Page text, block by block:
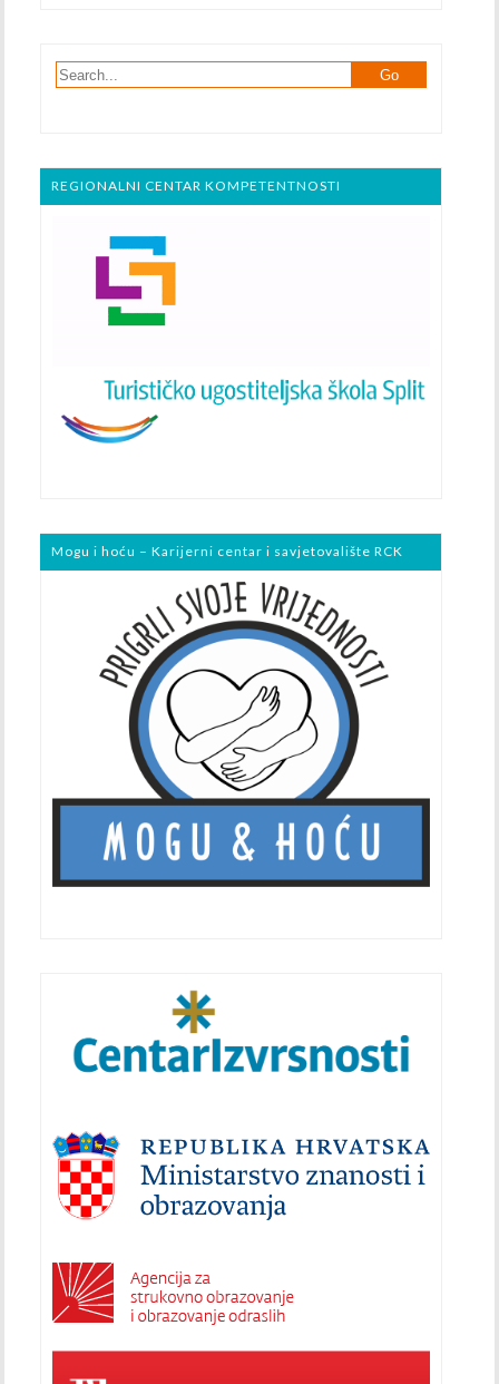
REGIONALNI CENTAR KOMPETENTNOSTI
Mogu i hoću – Karijerni centar i savjetovalište RCK